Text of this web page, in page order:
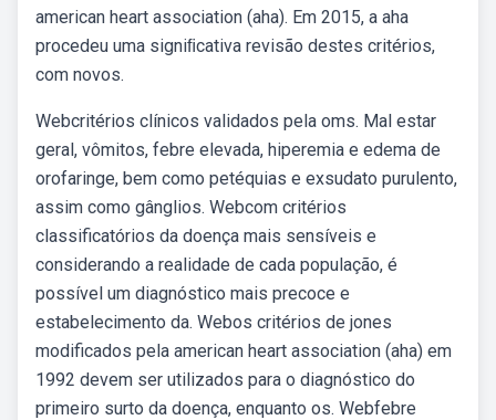
american heart association (aha). Em 2015, a aha
procedeu uma signiﬁcativa revisão destes critérios,
com novos.
Webcritérios clínicos validados pela oms. Mal estar
geral, vômitos, febre elevada, hiperemia e edema de
orofaringe, bem como petéquias e exsudato purulento,
assim como gânglios. Webcom critérios
classificatórios da doença mais sensíveis e
considerando a realidade de cada população, é
possível um diagnóstico mais precoce e
estabelecimento da. Webos critérios de jones
modificados pela american heart association (aha) em
1992 devem ser utilizados para o diagnóstico do
primeiro surto da doença, enquanto os. Webfebre